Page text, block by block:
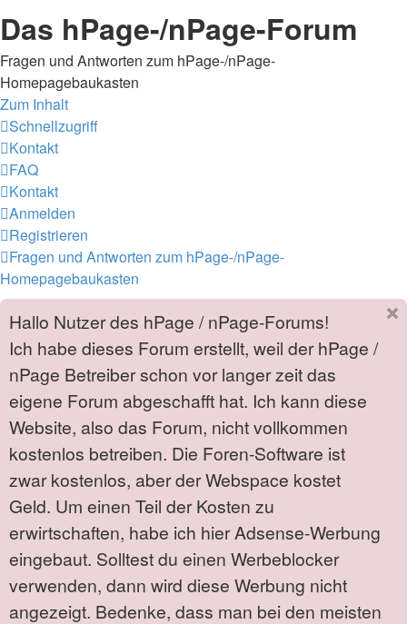
Das hPage-/nPage-Forum
Fragen und Antworten zum hPage-/nPage-
Homepagebaukasten
Zum Inhalt
Schnellzugriff
Kontakt
FAQ
Kontakt
Anmelden
Registrieren
Fragen und Antworten zum hPage-/nPage-
Homepagebaukasten
Hallo Nutzer des hPage / nPage-Forums!
Ich habe dieses Forum erstellt, weil der hPage /
nPage Betreiber schon vor langer zeit das
eigene Forum abgeschafft hat. Ich kann diese
Website, also das Forum, nicht vollkommen
kostenlos betreiben. Die Foren-Software ist
zwar kostenlos, aber der Webspace kostet
Geld. Um einen Teil der Kosten zu
erwirtschaften, habe ich hier Adsense-Werbung
eingebaut. Solltest du einen Werbeblocker
verwenden, dann wird diese Werbung nicht
angezeigt. Bedenke, dass man bei den meisten